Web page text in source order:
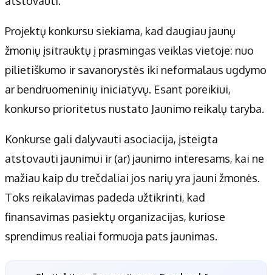
Privatumo politika
Receptai
Projektų konkursu siekiama, kad daugiau jaunų
žmonių įsitrauktų į prasmingas veiklas vietoje: nuo
pilietiškumo ir savanorystės iki neformalaus ugdymo
ar bendruomeninių iniciatyvų. Esant poreikiui,
konkurso prioritetus nustato Jaunimo reikalų taryba.
Konkurse gali dalyvauti asociacija, įsteigta
atstovauti jaunimui ir (ar) jaunimo interesams, kai ne
mažiau kaip du trečdaliai jos narių yra jauni žmonės.
Toks reikalavimas padeda užtikrinti, kad
finansavimas pasiektų organizacijas, kuriose
sprendimus realiai formuoja pats jaunimas.